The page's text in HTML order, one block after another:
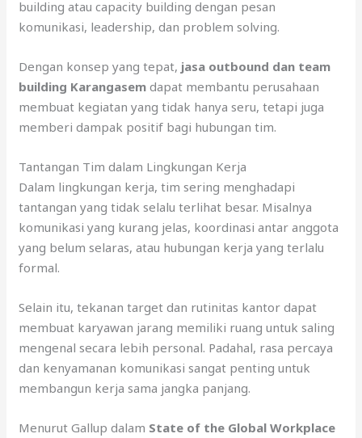
building atau capacity building dengan pesan
komunikasi, leadership, dan problem solving.
Dengan konsep yang tepat, jasa outbound dan team
building Karangasem dapat membantu perusahaan
membuat kegiatan yang tidak hanya seru, tetapi juga
memberi dampak positif bagi hubungan tim.
Tantangan Tim dalam Lingkungan Kerja
Dalam lingkungan kerja, tim sering menghadapi
tantangan yang tidak selalu terlihat besar. Misalnya
komunikasi yang kurang jelas, koordinasi antar anggota
yang belum selaras, atau hubungan kerja yang terlalu
formal.
Selain itu, tekanan target dan rutinitas kantor dapat
membuat karyawan jarang memiliki ruang untuk saling
mengenal secara lebih personal. Padahal, rasa percaya
dan kenyamanan komunikasi sangat penting untuk
membangun kerja sama jangka panjang.
Menurut Gallup dalam State of the Global Workplace